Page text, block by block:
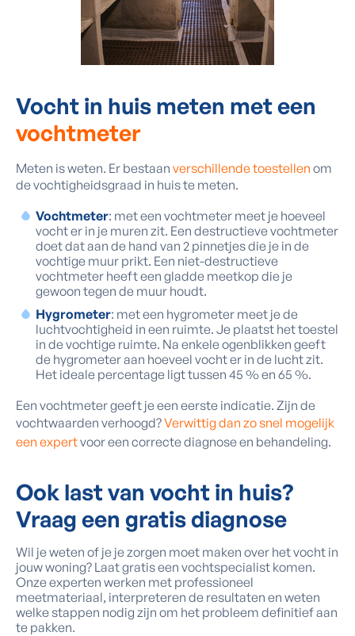
Vocht in huis meten met een
vochtmeter
Meten is weten. Er bestaan verschillende toestellen om
de vochtigheidsgraad in huis te meten.
Vochtmeter: met een vochtmeter meet je hoeveel
vocht er in je muren zit. Een destructieve vochtmeter
doet dat aan de hand van 2 pinnetjes die je in de
vochtige muur prikt. Een niet-destructieve
vochtmeter heeft een gladde meetkop die je
gewoon tegen de muur houdt.
Hygrometer: met een hygrometer meet je de
luchtvochtigheid in een ruimte. Je plaatst het toestel
in de vochtige ruimte. Na enkele ogenblikken geeft
de hygrometer aan hoeveel vocht er in de lucht zit.
Het ideale percentage ligt tussen 45 % en 65 %.
Een vochtmeter geeft je een eerste indicatie. Zijn de
vochtwaarden verhoogd?Verwittig dan zo snel mogelijk
een expertvoor een correcte diagnose en behandeling.
Ook last van vocht in huis?
Vraag een gratis diagnose
Wil je weten of je je zorgen moet maken over het vocht in
jouw woning? Laat gratis een vochtspecialist komen.
Onze experten werken met professioneel
meetmateriaal, interpreteren de resultaten en weten
welke stappen nodig zijn om het probleem definitief aan
te pakken.